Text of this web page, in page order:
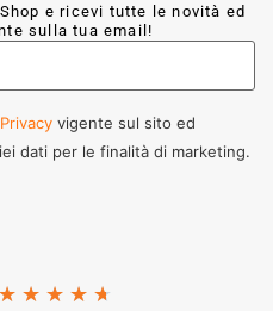
e ricevi tutte le novità ed
sulla tua email!
vigente sul sito ed
dati per le finalità di marketing.
★ ★ ★ ★ ★